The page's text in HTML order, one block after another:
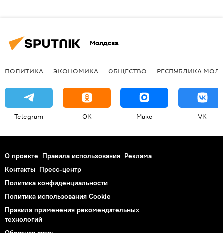
Молдова
ПОЛИТИКА ЭКОНОМИКА ОБЩЕСТВО РЕСПУБЛИКА
Telegram OK Макс VK
О проекте Правила использования Реклама
Контакты Пресс-центр
Политика конфиденциальности
Политика использования Cookie
Правила применения рекомендательных
технологий